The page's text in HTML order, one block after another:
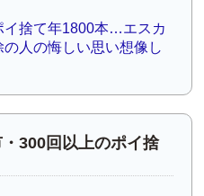
捨て年1800本…エスカ
人の悔しい思い想像し
・300回以上のポイ捨